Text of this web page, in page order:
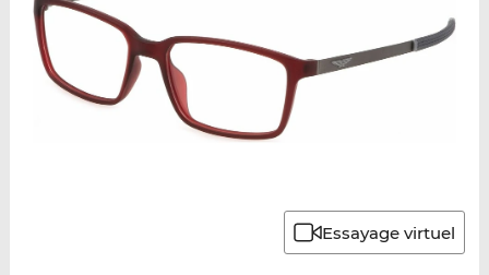
Essayage virtuel